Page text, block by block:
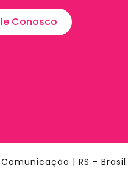
Conosco
| RS - Brasil.